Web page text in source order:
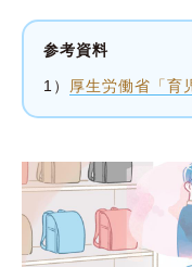
参考資料
1） 厚生労働省「育